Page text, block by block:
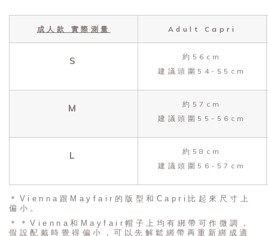
成人款 實際測量 Adult Capri
S
約56cm
建議頭圍54-55cm
M
約57cm
建議頭圍55-56cm
L
約58cm
建議頭圍56-57cm
＊Vienna跟Mayfair的版型和Capri比起來尺寸上
偏小。
＊＊Vienna和Mayfair帽子上均有綁帶可作微調，
假設配戴時覺得偏小，可以先解鬆綁帶再重新綁成適